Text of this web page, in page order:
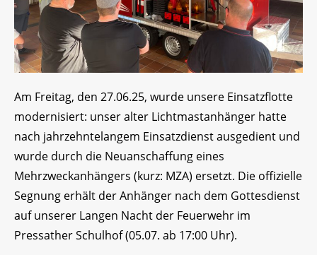
Am Freitag, den 27.06.25, wurde unsere Einsatzflotte
modernisiert: unser alter Lichtmastanhänger hatte
nach jahrzehntelangem Einsatzdienst ausgedient und
wurde durch die Neuanschaffung eines
Mehrzweckanhängers (kurz: MZA) ersetzt. Die offizielle
Segnung erhält der Anhänger nach dem Gottesdienst
auf unserer Langen Nacht der Feuerwehr im
Pressather Schulhof (05.07. ab 17:00 Uhr).